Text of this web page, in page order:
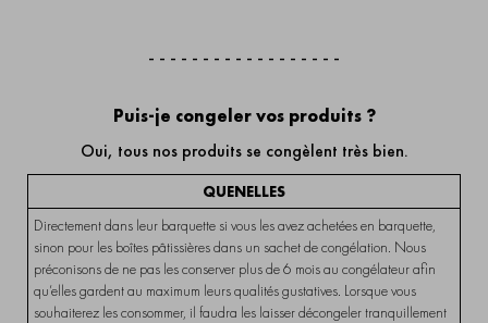
- - - - - - - - - - - - - - - - - -
Puis-je congeler vos produits ?
Oui, tous nos produits se congèlent très bien.
QUENELLES
Directement dans leur barquette si vous les avez achetées en barquette,
sinon pour les boîtes pâtissières dans un sachet de congélation. Nous
préconisons de ne pas les conserver plus de 6 mois au congélateur afin
qu’elles gardent au maximum leurs qualités gustatives. Lorsque vous
souhaiterez les consommer, il faudra les laisser décongeler tranquillement